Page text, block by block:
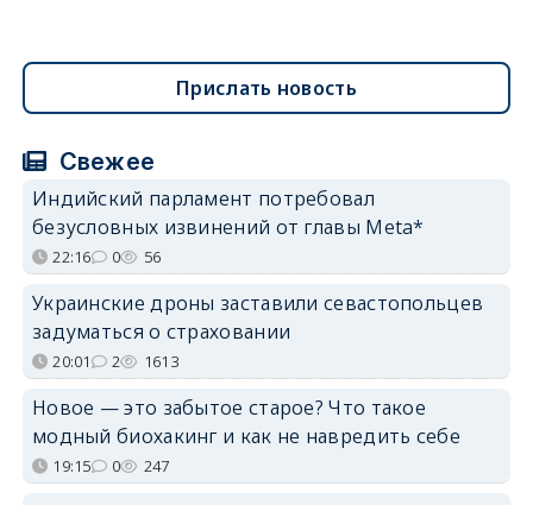
Прислать новость
Свежее
Индийский парламент потребовал
безусловных извинений от главы Meta*
22:16 0 56
Украинские дроны заставили севастопольцев
задуматься о страховании
20:01 2 1613
Новое — это забытое старое? Что такое
модный биохакинг и как не навредить себе
19:15 0 247